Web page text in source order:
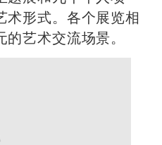
术形式。各个展览相
艺术交流场景。